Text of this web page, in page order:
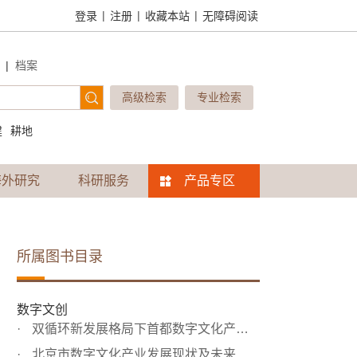
登录 | 注册 | 收藏本站 | 无障碍阅读
| 档案
高级检索 专业检索
耕地
研究 科研服务 产品专区
所属图书目录
数字文创
双循环新发展格局下首都数字文化产业链的构建
北京市数字文化产业发展现状及未来趋势